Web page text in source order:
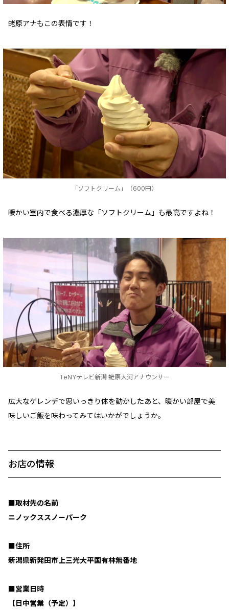
蛯原アナもこの表情です！
「ソフトクリーム」（600円）
暖かい室内で食べる濃厚な「ソフトクリーム」も最高ですよね！
TeNYテレビ新潟 蛯原大河アナウンサー
広大なゲレンデで思いっきり体を動かしたあと、暖かい部屋で美
味しいご飯を味わってみてはいかがでしょうか。
お店の情報
■取材先の名前
ニノックススノーパーク
■住所
新潟県新発田市上三光大平国有林無番地
■営業日時
【日中営業（予定）】